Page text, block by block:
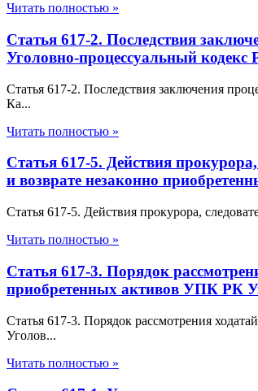
Читать полностью »
Статья 617-2. Последствия
Уголовно-процессуальный кодекс
Статья 617-2. Последствия заключения
Ка...
Читать полностью »
Статья 617-5. Действия
и возврате незаконно
Статья 617-5. Действия прокурора,
Читать полностью »
Статья 617-3. Порядок
приобретенных активов УПК РК
Статья 617-3. Порядок рассмотрения
Уголов...
Читать полностью »